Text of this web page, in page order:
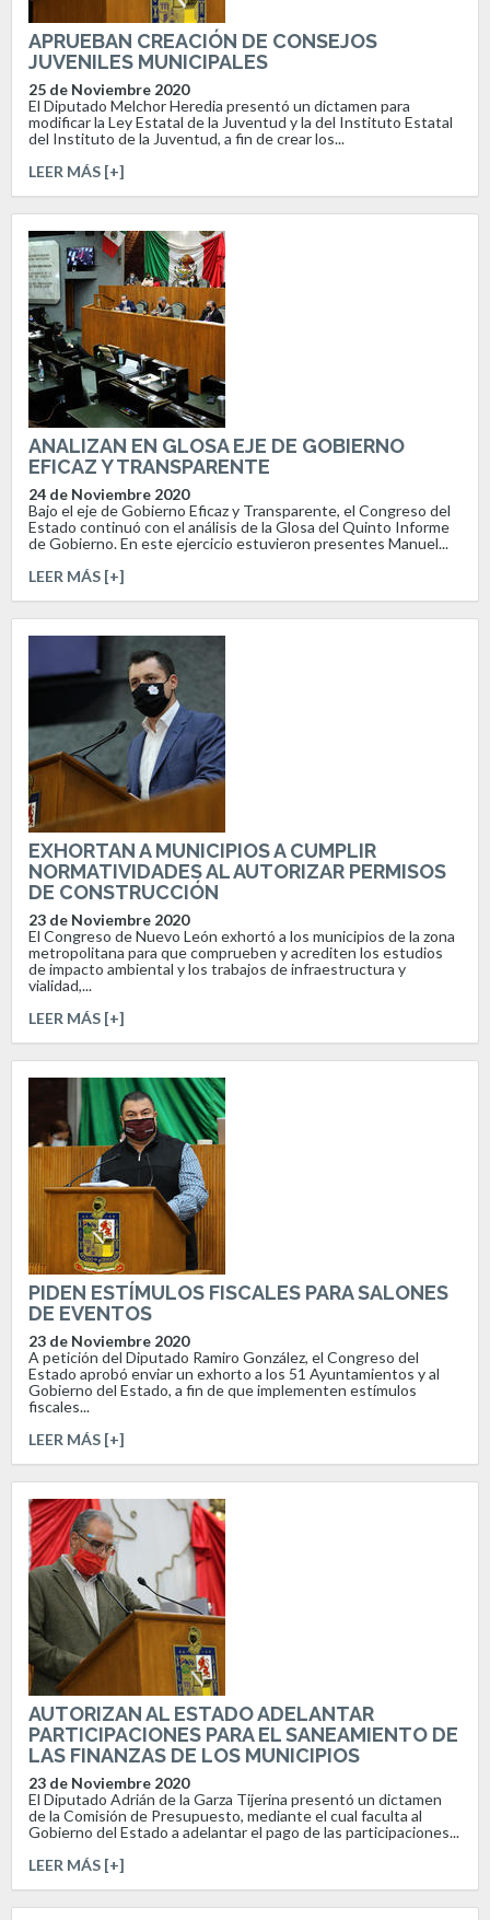
APRUEBAN CREACIÓN DE CONSEJOS
JUVENILES MUNICIPALES
25 de Noviembre 2020
El Diputado Melchor Heredia presentó un dictamen para
modificar la Ley Estatal de la Juventud y la del Instituto Estatal
del Instituto de la Juventud, a fin de crear los...
LEER MÁS [+]
ANALIZAN EN GLOSA EJE DE GOBIERNO
EFICAZ Y TRANSPARENTE
24 de Noviembre 2020
Bajo el eje de Gobierno Eficaz y Transparente, el Congreso del
Estado continuó con el análisis de la Glosa del Quinto Informe
de Gobierno. En este ejercicio estuvieron presentes Manuel...
LEER MÁS [+]
EXHORTAN A MUNICIPIOS A CUMPLIR
NORMATIVIDADES AL AUTORIZAR PERMISOS
DE CONSTRUCCIÓN
23 de Noviembre 2020
El Congreso de Nuevo León exhortó a los municipios de la zona
metropolitana para que comprueben y acrediten los estudios
de impacto ambiental y los trabajos de infraestructura y
vialidad,...
LEER MÁS [+]
PIDEN ESTÍMULOS FISCALES PARA SALONES
DE EVENTOS
23 de Noviembre 2020
A petición del Diputado Ramiro González, el Congreso del
Estado aprobó enviar un exhorto a los 51 Ayuntamientos y al
Gobierno del Estado, a fin de que implementen estímulos
fiscales...
LEER MÁS [+]
AUTORIZAN AL ESTADO ADELANTAR
PARTICIPACIONES PARA EL SANEAMIENTO DE
LAS FINANZAS DE LOS MUNICIPIOS
23 de Noviembre 2020
El Diputado Adrián de la Garza Tijerina presentó un dictamen
de la Comisión de Presupuesto, mediante el cual faculta al
Gobierno del Estado a adelantar el pago de las participaciones...
LEER MÁS [+]